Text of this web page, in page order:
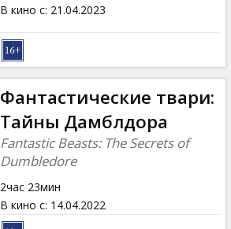
В кино с: 21.04.2023
Фантастические твари:
Тайны Дамблдора
Fantastic Beasts: The Secrets of
Dumbledore
2час 23мин
В кино с: 14.04.2022